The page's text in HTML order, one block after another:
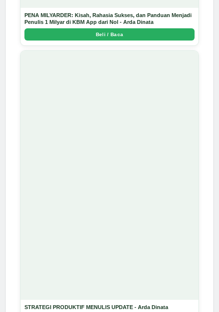
PENA MILYARDER: Kisah, Rahasia Sukses, dan Panduan Menjadi
Penulis 1 Milyar di KBM App dari Nol - Arda Dinata
Beli / Baca
STRATEGI PRODUKTIF MENULIS UPDATE - Arda Dinata